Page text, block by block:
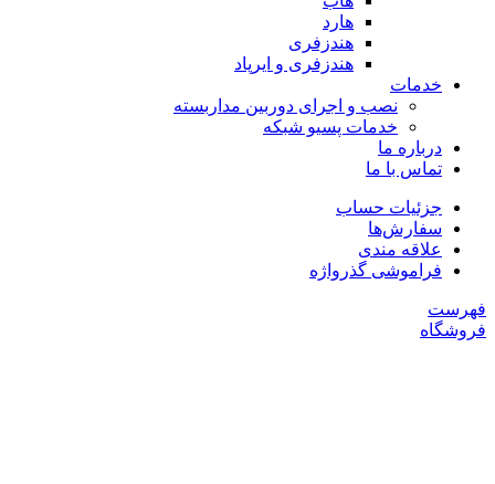
هارد
هندزفری
هندزفری و ایرپاد
خدمات
نصب و اجرای دوربین مداربسته
خدمات پسیو شبکه
درباره ما
تماس با ما
جزئیات حساب
سفارش‌ها
علاقه مندی
فراموشی گذرواژه
فهرست
فروشگاه